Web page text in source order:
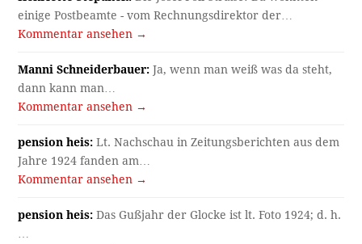
einige Postbeamte - vom Rechnungsdirektor der…
Kommentar ansehen →
Manni Schneiderbauer: Ja, wenn man weiß was da steht,
dann kann man…
Kommentar ansehen →
pension heis: Lt. Nachschau in Zeitungsberichten aus dem
Jahre 1924 fanden am…
Kommentar ansehen →
pension heis: Das Gußjahr der Glocke ist lt. Foto 1924; d. h.